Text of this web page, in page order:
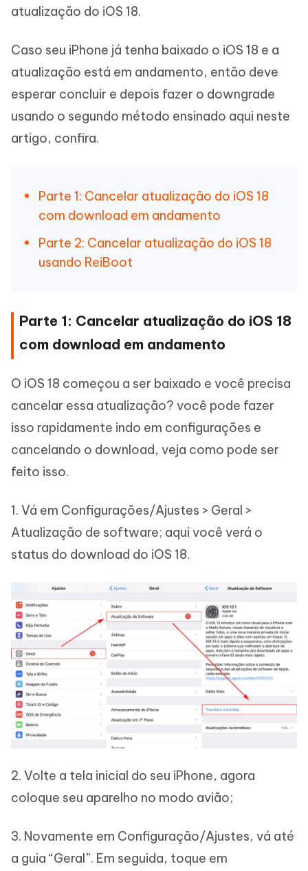
atualização do iOS 18.
Caso seu iPhone já tenha baixado o iOS 18 e a
atualização está em andamento, então deve
esperar concluir e depois fazer o downgrade
usando o segundo método ensinado aqui neste
artigo, confira.
Parte 1: Cancelar atualização do iOS 18
com download em andamento
Parte 2: Cancelar atualização do iOS 18
usando ReiBoot
Parte 1: Cancelar atualização do iOS 18
com download em andamento
O iOS 18 começou a ser baixado e você precisa
cancelar essa atualização? você pode fazer
isso rapidamente indo em configurações e
cancelando o download, veja como pode ser
feito isso.
1. Vá em Configurações/Ajustes > Geral >
Atualização de software; aqui você verá o
status do download do iOS 18.
2. Volte a tela inicial do seu iPhone, agora
coloque seu aparelho no modo avião;
3. Novamente em Configuração/Ajustes, vá até
a guia “Geral”. Em seguida, toque em